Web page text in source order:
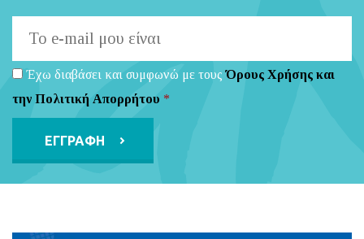
Έχω διαβάσει και συμφωνώ με τουςΌρους Χρήσης και
την Πολιτική Απορρήτου *